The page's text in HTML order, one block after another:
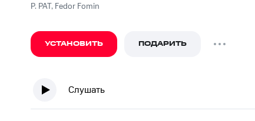
P. PAT, Fedor Fomin
УСТАНОВИТЬ ПОДАРИТЬ
Слушать